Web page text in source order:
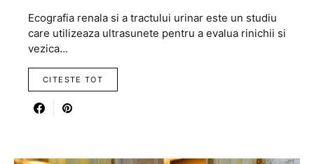
Ecografia renala si a tractului urinar este un studiu
care utilizeaza ultrasunete pentru a evalua rinichii si
vezica…
CITESTE TOT